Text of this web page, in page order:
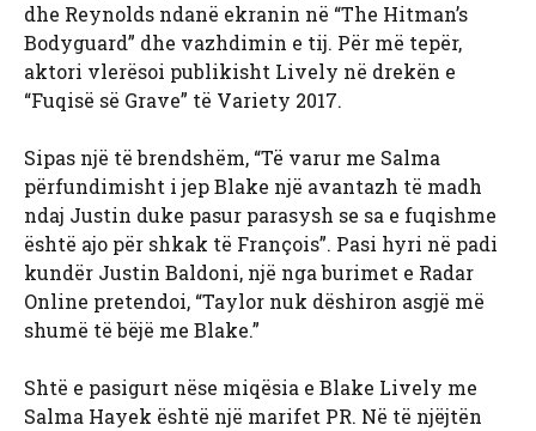
dhe Reynolds ndanë ekranin në “The Hitman’s
Bodyguard” dhe vazhdimin e tij. Për më tepër,
aktori vlerësoi publikisht Lively në drekën e
“Fuqisë së Grave” të Variety 2017.
Sipas një të brendshëm, “Të varur me Salma
përfundimisht i jep Blake një avantazh të madh
ndaj Justin duke pasur parasysh se sa e fuqishme
është ajo për shkak të François”. Pasi hyri në padi
kundër Justin Baldoni, një nga burimet e Radar
Online pretendoi, “Taylor nuk dëshiron asgjë më
shumë të bëjë me Blake.”
Shtë e pasigurt nëse miqësia e Blake Lively me
Salma Hayek është një marifet PR. Në të njëjtën